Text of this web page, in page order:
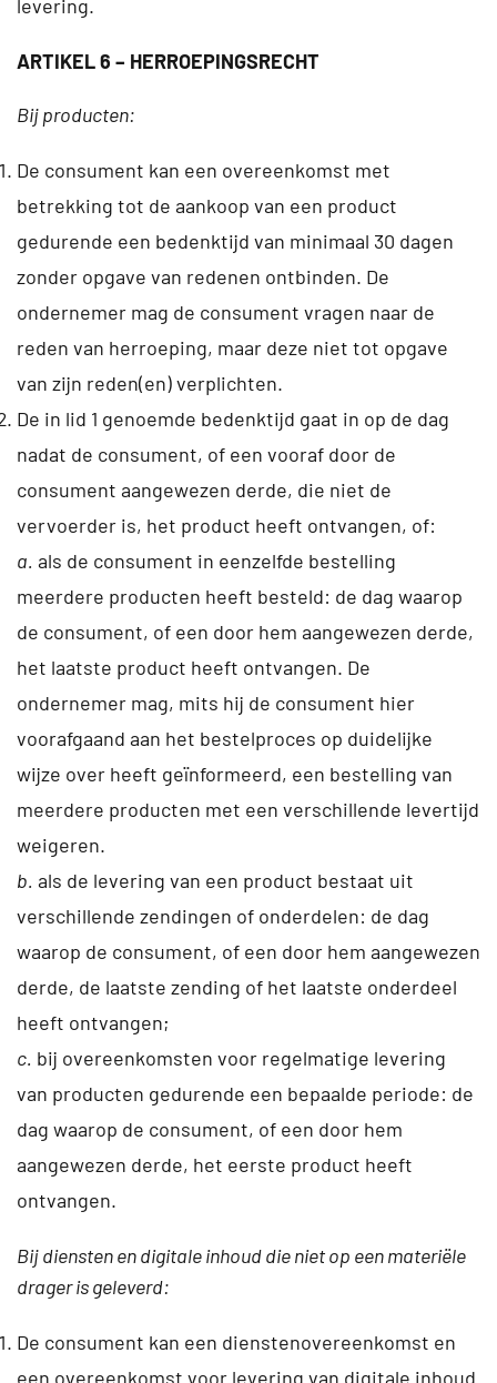
levering.
ARTIKEL 6 – HERROEPINGSRECHT
Bij producten:
De consument kan een overeenkomst met
betrekking tot de aankoop van een product
gedurende een bedenktijd van minimaal 30 dagen
zonder opgave van redenen ontbinden. De
ondernemer mag de consument vragen naar de
reden van herroeping, maar deze niet tot opgave
van zijn reden(en) verplichten.
De in lid 1 genoemde bedenktijd gaat in op de dag
nadat de consument, of een vooraf door de
consument aangewezen derde, die niet de
vervoerder is, het product heeft ontvangen, of:
a. als de consument in eenzelfde bestelling
meerdere producten heeft besteld: de dag waarop
de consument, of een door hem aangewezen derde,
het laatste product heeft ontvangen. De
ondernemer mag, mits hij de consument hier
voorafgaand aan het bestelproces op duidelijke
wijze over heeft geïnformeerd, een bestelling van
meerdere producten met een verschillende levertijd
weigeren.
b. als de levering van een product bestaat uit
verschillende zendingen of onderdelen: de dag
waarop de consument, of een door hem aangewezen
derde, de laatste zending of het laatste onderdeel
heeft ontvangen;
c. bij overeenkomsten voor regelmatige levering
van producten gedurende een bepaalde periode: de
dag waarop de consument, of een door hem
aangewezen derde, het eerste product heeft
ontvangen.
Bij diensten en digitale inhoud die niet op een materiële
drager is geleverd:
De consument kan een dienstenovereenkomst en
een overeenkomst voor levering van digitale inhoud